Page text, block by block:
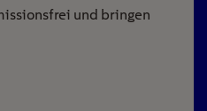
und bringen